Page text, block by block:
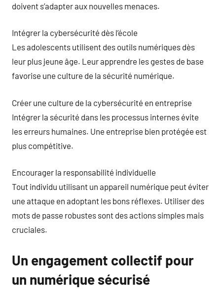
doivent s’adapter aux nouvelles menaces.
Intégrer la cybersécurité dès l’école
Les adolescents utilisent des outils numériques dès
leur plus jeune âge. Leur apprendre les gestes de base
favorise une culture de la sécurité numérique.
Créer une culture de la cybersécurité en entreprise
Intégrer la sécurité dans les processus internes évite
les erreurs humaines. Une entreprise bien protégée est
plus compétitive.
Encourager la responsabilité individuelle
Tout individu utilisant un appareil numérique peut éviter
une attaque en adoptant les bons réflexes. Utiliser des
mots de passe robustes sont des actions simples mais
cruciales.
Un engagement collectif pour
un numérique sécurisé